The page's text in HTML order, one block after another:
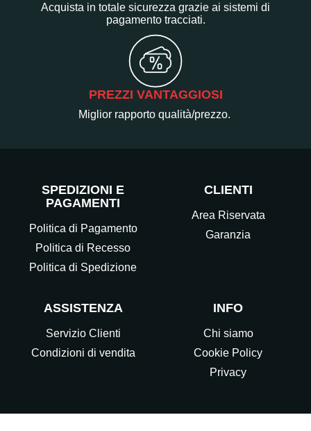
Acquista in totale sicurezza grazie ai sistemi di
pagamento tracciati.
PREZZI VANTAGGIOSI
Miglior rapporto qualità/prezzo.
SPEDIZIONI E
PAGAMENTI
Politica di Pagamento
Politica di Recesso
Politica di Spedizione
CLIENTI
Area Riservata
Garanzia
ASSISTENZA
Servizio Clienti
Condizioni di vendita
INFO
Chi siamo
Cookie Policy
Privacy